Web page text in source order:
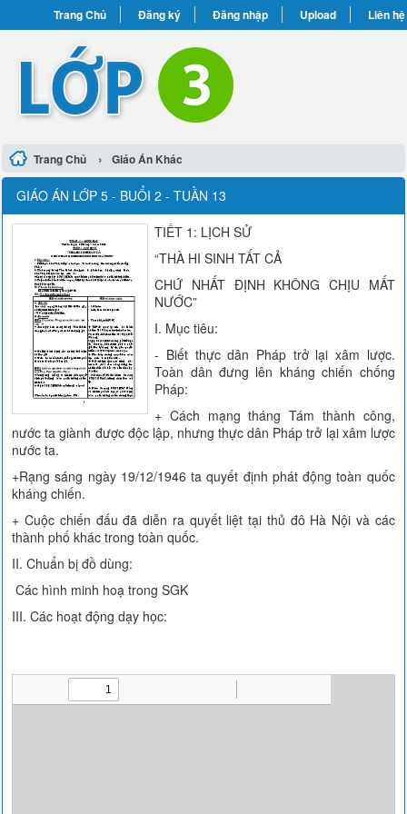
Trang Chủ Đăng ký Đăng nhập Upload Liên hệ
Trang Chủ › Giáo Án Khác
GIÁO ÁN LỚP 5 - BUỔI 2 - TUẦN 13
TIẾT 1: LỊCH SỬ
“THÀ HI SINH TẤT CẢ
CHỨ NHẤT ĐỊNH KHÔNG CHỊU MẤT
NƯỚC”
I. Mục tiêu:
- Biết thực dân Pháp trở lại xâm lược.
Toàn dân đưng lên kháng chiến chống
Pháp:
+ Cách mạng tháng Tám thành công,
nước ta giành được độc lập, nhưng thực dân Pháp trở lại xâm lược
nước ta.
+Rạng sáng ngày 19/12/1946 ta quyết định phát động toàn quốc
kháng chiến.
+ Cuộc chiến đấu đã diễn ra quyết liệt tại thủ đô Hà Nội và các
thành phố khác trong toàn quốc.
II. Chuẩn bị đồ dùng:
Các hình minh hoạ trong SGK
III. Các hoạt động dạy học: